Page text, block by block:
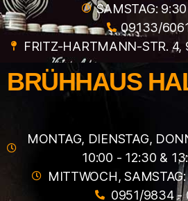
SAMSTAG:
09133/
FRITZ-HARTMANN-STR. 4,
BRÜHHAUS
MONTAG, DIENSTAG,
10:00 - 12:30 &
MITTWOCH,
0951/9834 -